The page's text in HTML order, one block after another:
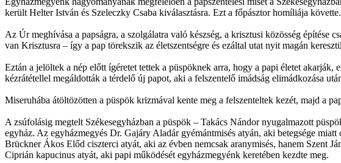
került Helter István és Szeleczky Csaba kiválasztásra. Ezt a főpásztor homíliája
Az Úr meghívása a papságra, a szolgálatra való készség, a krisztusi közösség
van Krisztusra – így a pap törekszik az életszentségre és ezáltal utat nyit magán
Eztán a jelöltek a nép előtt ígéretet tettek a püspöknek arra, hogy a papi életet
kézrátétellel megáldották a térdelő új papot, aki a felszentelő imádság elimádkozása
Miseruhába átöltözötten a püspök krizmával kente meg a felszenteltek kezét, majd a
A zsúfolásig megtelt Székesegyházban a püspök – Takács Nándor nyugalmazott
egyház. Az egyházmegyés Dr. Gajáry Aladár gyémántmisés atyán, aki betegsége
Brückner Ákos Előd ciszterci atyát, aki az évben nemcsak aranymisés, hanem Szent
Ciprián kapucinus atyát, aki papi működését egyházmegyénk keretében kezdte meg.